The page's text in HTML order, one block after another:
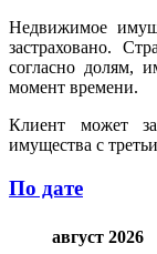
Недвижимое
застраховано.
согласно долям,
момент времени.
Клиент может
имущества с
По дате
август 2026